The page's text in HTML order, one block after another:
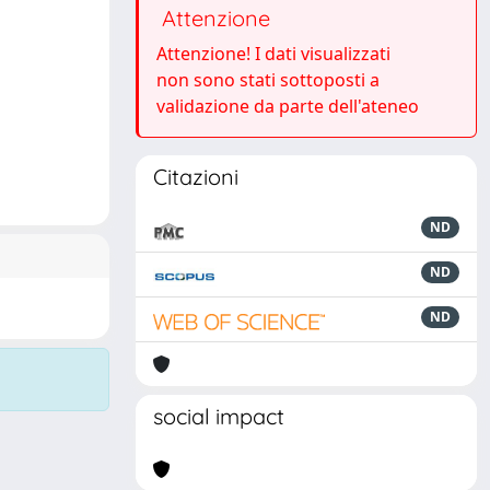
Attenzione
Attenzione! I dati visualizzati
non sono stati sottoposti a
validazione da parte dell'ateneo
Citazioni
ND
ND
ND
social impact